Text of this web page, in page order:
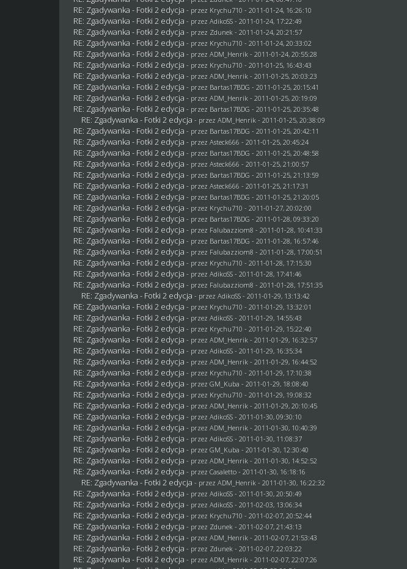
RE: Zgadywanka - Fotki 2 edycja - przez Krychu710 - 2011-01-24, 16:26:10
RE: Zgadywanka - Fotki 2 edycja - przez AdikoSS - 2011-01-24, 17:22:49
RE: Zgadywanka - Fotki 2 edycja - przez Zdunek - 2011-01-24, 20:21:57
RE: Zgadywanka - Fotki 2 edycja - przez Krychu710 - 2011-01-24, 20:33:02
RE: Zgadywanka - Fotki 2 edycja - przezADM_Henrik - 2011-01-24, 20:55:28
RE: Zgadywanka - Fotki 2 edycja - przez Krychu710 - 2011-01-25, 16:43:43
RE: Zgadywanka - Fotki 2 edycja - przezADM_Henrik - 2011-01-25, 20:03:23
RE: Zgadywanka - Fotki 2 edycja - przez Bartas17BDG - 2011-01-25, 20:15:41
RE: Zgadywanka - Fotki 2 edycja - przezADM_Henrik - 2011-01-25, 20:19:09
RE: Zgadywanka - Fotki 2 edycja - przez Bartas17BDG - 2011-01-25, 20:35:48
RE: Zgadywanka - Fotki 2 edycja - przezADM_Henrik - 2011-01-25, 20:38:09
RE: Zgadywanka - Fotki 2 edycja - przez Bartas17BDG - 2011-01-25, 20:42:11
RE: Zgadywanka - Fotki 2 edycja - przez Asteck666 - 2011-01-25, 20:45:24
RE: Zgadywanka - Fotki 2 edycja - przez Bartas17BDG - 2011-01-25, 20:48:58
RE: Zgadywanka - Fotki 2 edycja - przez Asteck666 - 2011-01-25, 21:00:57
RE: Zgadywanka - Fotki 2 edycja - przez Bartas17BDG - 2011-01-25, 21:13:59
RE: Zgadywanka - Fotki 2 edycja - przez Asteck666 - 2011-01-25, 21:17:31
RE: Zgadywanka - Fotki 2 edycja - przez Bartas17BDG - 2011-01-25, 21:20:05
RE: Zgadywanka - Fotki 2 edycja - przez Krychu710 - 2011-01-27, 20:02:00
RE: Zgadywanka - Fotki 2 edycja - przez Bartas17BDG - 2011-01-28, 09:33:20
RE: Zgadywanka - Fotki 2 edycja - przez Falubazziom8 - 2011-01-28, 10:41:33
RE: Zgadywanka - Fotki 2 edycja - przez Bartas17BDG - 2011-01-28, 16:57:46
RE: Zgadywanka - Fotki 2 edycja - przez Falubazziom8 - 2011-01-28, 17:00:51
RE: Zgadywanka - Fotki 2 edycja - przez Krychu710 - 2011-01-28, 17:15:30
RE: Zgadywanka - Fotki 2 edycja - przez AdikoSS - 2011-01-28, 17:41:46
RE: Zgadywanka - Fotki 2 edycja - przez Falubazziom8 - 2011-01-28, 17:51:35
RE: Zgadywanka - Fotki 2 edycja - przez AdikoSS - 2011-01-29, 13:13:42
RE: Zgadywanka - Fotki 2 edycja - przez Krychu710 - 2011-01-29, 13:32:01
RE: Zgadywanka - Fotki 2 edycja - przez AdikoSS - 2011-01-29, 14:55:43
RE: Zgadywanka - Fotki 2 edycja - przez Krychu710 - 2011-01-29, 15:22:40
RE: Zgadywanka - Fotki 2 edycja - przezADM_Henrik - 2011-01-29, 16:32:57
RE: Zgadywanka - Fotki 2 edycja - przez AdikoSS - 2011-01-29, 16:35:34
RE: Zgadywanka - Fotki 2 edycja - przezADM_Henrik - 2011-01-29, 16:44:52
RE: Zgadywanka - Fotki 2 edycja - przez Krychu710 - 2011-01-29, 17:10:38
RE: Zgadywanka - Fotki 2 edycja - przezGM_Kuba - 2011-01-29, 18:08:40
RE: Zgadywanka - Fotki 2 edycja - przez Krychu710 - 2011-01-29, 19:08:32
RE: Zgadywanka - Fotki 2 edycja - przezADM_Henrik - 2011-01-29, 20:10:45
RE: Zgadywanka - Fotki 2 edycja - przez AdikoSS - 2011-01-30, 09:30:10
RE: Zgadywanka - Fotki 2 edycja - przezADM_Henrik - 2011-01-30, 10:40:39
RE: Zgadywanka - Fotki 2 edycja - przez AdikoSS - 2011-01-30, 11:08:37
RE: Zgadywanka - Fotki 2 edycja - przezGM_Kuba - 2011-01-30, 12:30:40
RE: Zgadywanka - Fotki 2 edycja - przezADM_Henrik - 2011-01-30, 14:52:52
RE: Zgadywanka - Fotki 2 edycja - przezCasaletto - 2011-01-30, 16:18:16
RE: Zgadywanka - Fotki 2 edycja - przezADM_Henrik - 2011-01-30, 16:22:32
RE: Zgadywanka - Fotki 2 edycja - przez AdikoSS - 2011-01-30, 20:50:49
RE: Zgadywanka - Fotki 2 edycja - przez AdikoSS - 2011-02-03, 13:06:34
RE: Zgadywanka - Fotki 2 edycja - przez Krychu710 - 2011-02-07, 20:52:44
RE: Zgadywanka - Fotki 2 edycja - przez Zdunek - 2011-02-07, 21:43:13
RE: Zgadywanka - Fotki 2 edycja - przezADM_Henrik - 2011-02-07, 21:53:43
RE: Zgadywanka - Fotki 2 edycja - przez Zdunek - 2011-02-07, 22:03:22
RE: Zgadywanka - Fotki 2 edycja - przezADM_Henrik - 2011-02-07, 22:07:26